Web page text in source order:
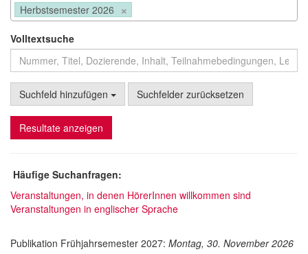
×
Herbstsemester 2026
Volltextsuche
Suchfeld hinzufügen Suchfelder zurücksetzen
Resultate anzeigen
Häufige Suchanfragen:
Veranstaltungen, in denen HörerInnen willkommen sind
Veranstaltungen in englischer Sprache
Publikation Frühjahrsemester 2027: Montag, 30. November 2026